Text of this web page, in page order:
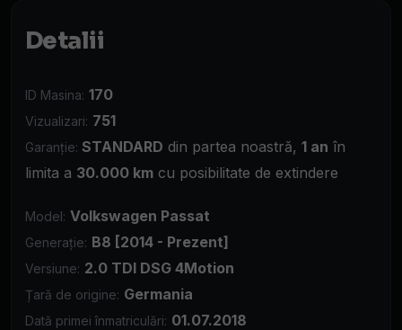
Detalii
ID Masina: 170
Vizualizari: 751
Garanție: STANDARD din partea noastră, 1 an în
limita a 30.000 km cu posibilitate de extindere
Model: Volkswagen Passat
Generație: B8 [2014 - Prezent]
Versiune: 2.0 TDI DSG 4Motion
Țară de origine: Germania
Dată primei înmatriculări: 01.07.2018